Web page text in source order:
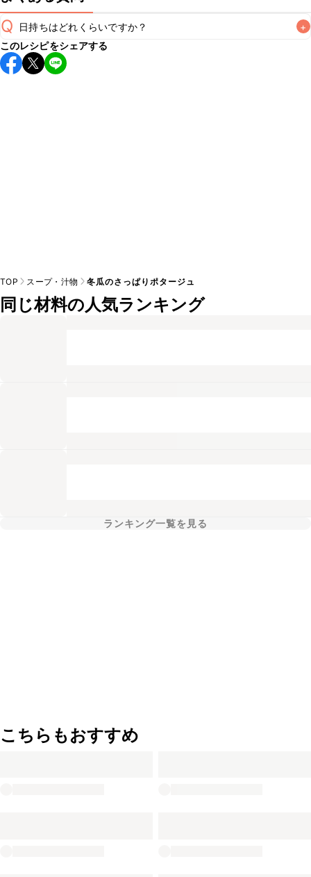
Q 日持ちはどれくらいですか？ +
保存期間は冷蔵で翌日中が目安です。なるべくお早めにお召
し上がりください。
このレシピをシェアする
TOP スープ・汁物 冬瓜のさっぱりポタージュ
同じ材料の人気ランキング
ランキング一覧を見る
こちらもおすすめ